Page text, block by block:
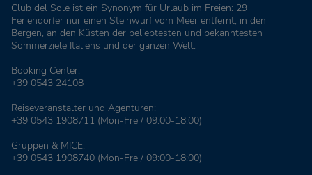
Club del Sole ist ein Synonym für Urlaub im Freien: 29
Feriendörfer nur einen Steinwurf vom Meer entfernt, in den
Bergen, an den Küsten der beliebtesten und bekanntesten
Sommerziele Italiens und der ganzen Welt.
Booking Center:
+39 0543 24108
Reiseveranstalter und Agenturen:
+39 0543 1908711 (Mon-Fre / 09:00-18:00)
Gruppen & MICE:
+39 0543 1908740 (Mon-Fre / 09:00-18:00)